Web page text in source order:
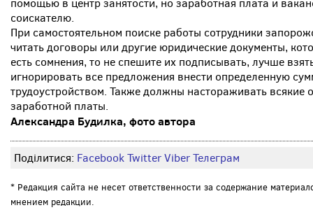
помощью в центр занятости, но заработная плата и
соискателю.
При самостоятельном поиске работы сотрудники
читать договоры или другие юридические документы,
есть сомнения, то не спешите их подписывать, лучше
игнорировать все предложения внести определенную
трудоустройством. Также должны настораживать всякие
заработной платы.
Александра Будилка, фото автора
Поділитися: FacebookTwitterViberТелеграм
* Редакция сайта не несет ответственности за содержание
мнением редакции.